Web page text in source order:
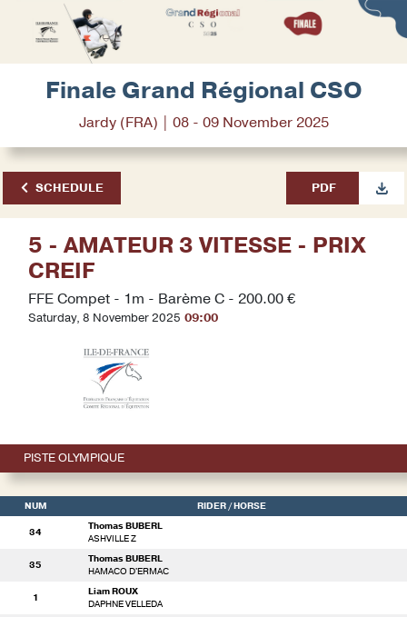
Finale Grand Régional CSO
Jardy (FRA) | 08 - 09 November 2025
SCHEDULE PDF
5 - AMATEUR 3 VITESSE - PRIX
CREIF
FFE Compet - 1m - Barème C - 200.00 €
Saturday, 8 November 2025 09:00
PISTE OLYMPIQUE
NUM RIDER / HORSE
34
Thomas BUBERL
ASHVILLE Z
35
Thomas BUBERL
HAMACO D'ERMAC
1
Liam ROUX
DAPHNE VELLEDA